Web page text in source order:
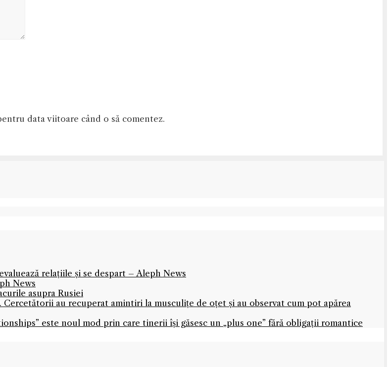
data viitoare când o să comentez.
relațiile și se despart – Aleph News
News
asupra Rusiei
au recuperat amintiri la musculițe de oțet și au observat cum pot apărea
este noul mod prin care tinerii își găsesc un „plus one” fără obligații romantice